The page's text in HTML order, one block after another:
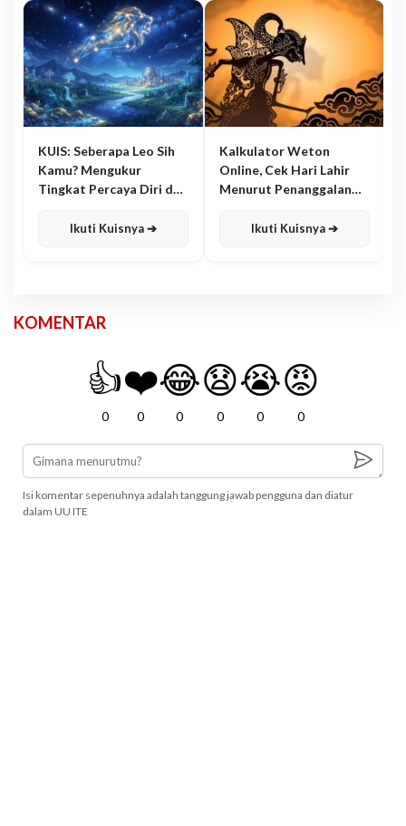
KUIS: Seberapa Leo Sih
Kamu? Mengukur
Tingkat Percaya Diri dan
Ikuti Kuisnya ➔
Kalkulator Weton
Online, Cek Hari Lahir
Menurut Penanggalan
Ikuti Kuisnya ➔
KOMENTAR
👍
0
❤️
0
😂
0
😧
0
😭
0
😡
0
Isi komentar sepenuhnya adalah tanggung jawab pengguna dan diatur
dalam UU ITE